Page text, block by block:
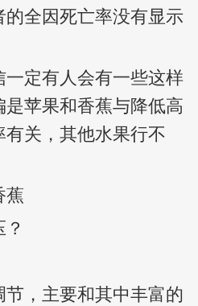
全因死亡率没有显示
定有人会有一些这样
苹果和香蕉与降低高
有关，其他水果行不
，主要和其中丰富的